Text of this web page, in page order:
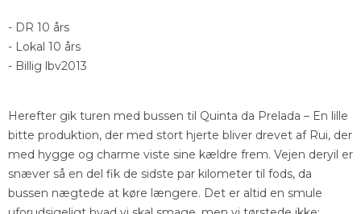
- DR 10 års
- Lokal 10 års
- Billig lbv2013
Herefter gik turen med bussen til Quinta da Prelada – En lille
bitte produktion, der med stort hjerte bliver drevet af Rui, der
med hygge og charme viste sine kældre frem. Vejen deryil er
snæver så en del fik de sidste par kilometer til fods, da
bussen nægtede at køre længere. Det er altid en smule